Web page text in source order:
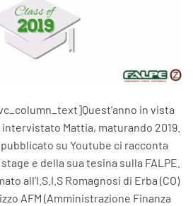
in vista
Mattia, maturando 2019.
su Youtube ci racconta
e della sua tesina sulla FALPE.
all’I.S.I.S Romagnosi di Erba (CO)
AFM (Amministrazione Finanza